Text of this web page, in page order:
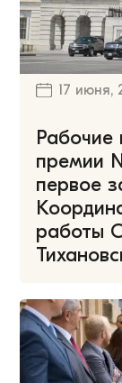
17 июня,
премии
первое
работы